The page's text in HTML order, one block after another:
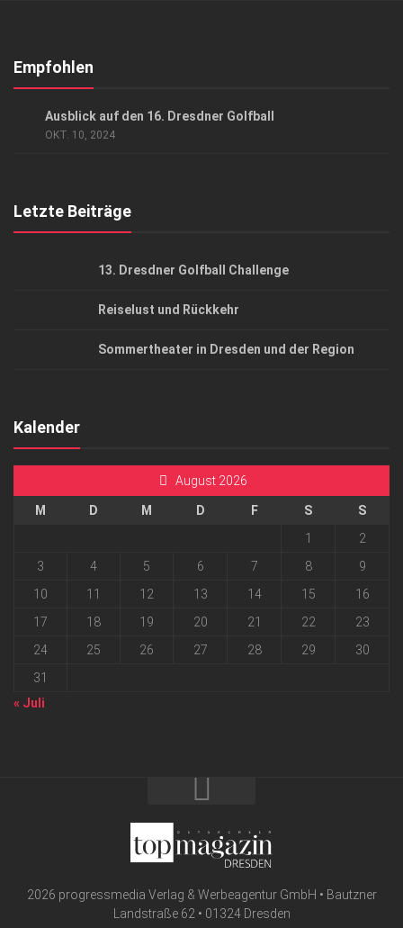
Kontakt, Impressum
Empfohlen
Ausblick auf den 16. Dresdner Golfball
OKT. 10, 2024
Letzte Beiträge
13. Dresdner Golfball Challenge
Reiselust und Rückkehr
Sommertheater in Dresden und der Region
Kalender
August 2026
M D M D F S
S
1
2
3
4 5 6 7 8
9
10
11 12 13 14 15
16
17
18 19 20 21 22
23
24
25 26 27 28 29
30
31
« Juli
2026 progressmedia Verlag & Werbeagentur GmbH • Bautzner
Landstraße 62 • 01324 Dresden